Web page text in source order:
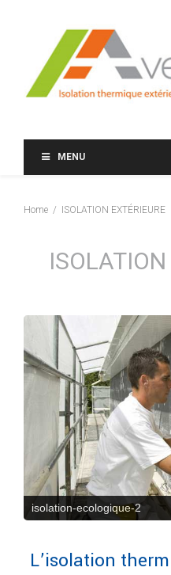
MENU
Home ISOLATION EXTÉRIEURE
isolation-ecologique-2
L’isolation